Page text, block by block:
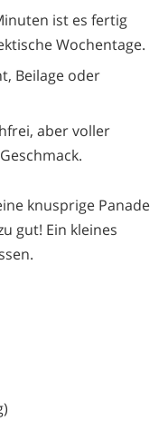
ist es fertig
Wochentage.
Beilage oder
aber voller
knusprige Panade
gut! Ein kleines